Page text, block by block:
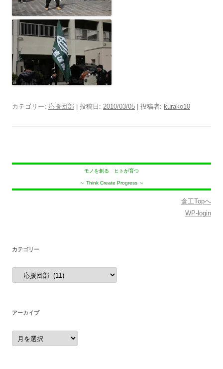
カテゴリー: 応援団部 | 投稿日: 2010/03/05 投稿者: kurako10
モノを創る ヒトが育つ
～ Think Create Progress ～
倉工Topへ
WP-login
カテゴリー
カ
ゴ
アーカイブ
ア
ー
カ